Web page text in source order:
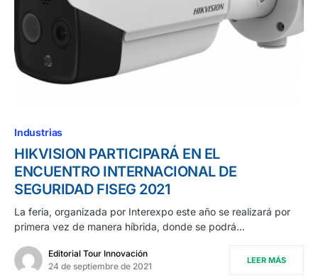
Industrias
HIKVISION PARTICIPARÁ EN EL
ENCUENTRO INTERNACIONAL DE
SEGURIDAD FISEG 2021
La feria, organizada por Interexpo este año se realizará por
primera vez de manera híbrida, donde se podrá…
Editorial Tour Innovación
24 de septiembre de 2021
LEER MÁS